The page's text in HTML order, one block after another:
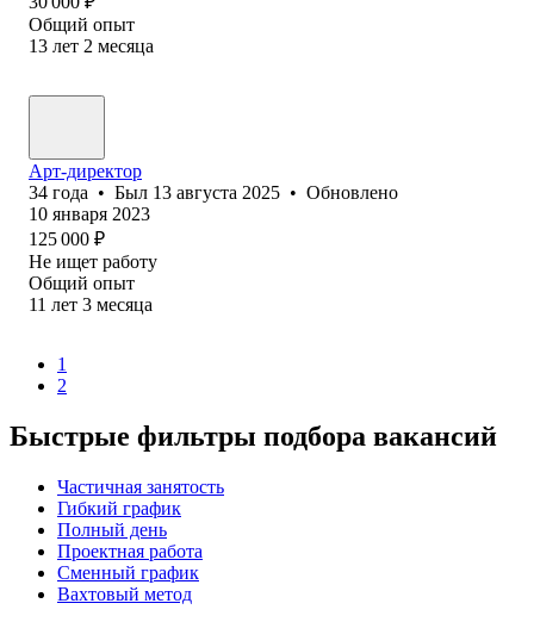
Общий опыт
13 лет 2 месяца
Арт-директор
34 года • Был 13 августа 2025 • Обновлено
10 января 2023
125 000 ₽
Не ищет работу
Общий опыт
11 лет 3 месяца
1
2
Быстрые фильтры подбора вакансий
Частичная занятость
Гибкий график
Полный день
Проектная работа
Сменный график
Вахтовый метод